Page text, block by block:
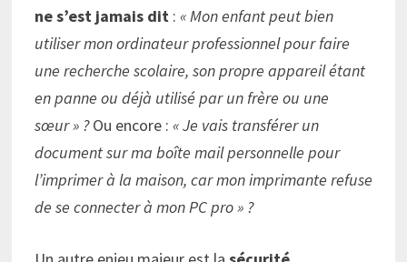
ne s’est jamais dit: « Mon enfant peut bien
utiliser mon ordinateur professionnel pour faire
une recherche scolaire, son propre appareil étant
en panne ou déjà utilisé par un frère ou une
sœur » ?Ou encore : « Je vais transférer un
document sur ma boîte mail personnelle pour
l’imprimer à la maison, car mon imprimante refuse
de se connecter à mon PC pro » ?